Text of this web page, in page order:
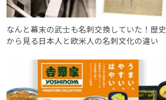
なんと幕末の武士も名刺交換していた！歴史
から見る日本人と欧米人の名刺文化の違い